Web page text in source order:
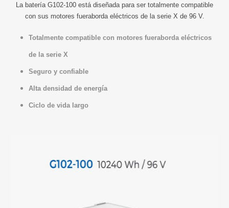
La batería G102-100 está diseñada para ser totalmente compatible
con sus motores fueraborda eléctricos de la serie X de 96 V.
Totalmente compatible con motores fueraborda eléctricos
de la serie X
Seguro y confiable
Alta densidad de energía
Ciclo de vida largo